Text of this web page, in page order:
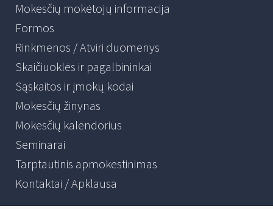
Mokesčių mokėtojų informacija
Formos
Rinkmenos / Atviri duomenys
Skaičiuoklės ir pagalbininkai
Sąskaitos ir įmokų kodai
Mokesčių žinynas
Mokesčių kalendorius
Seminarai
Tarptautinis apmokestinimas
Kontaktai / Apklausa